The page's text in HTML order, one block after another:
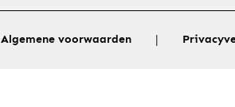
Algemene voorwaarden |